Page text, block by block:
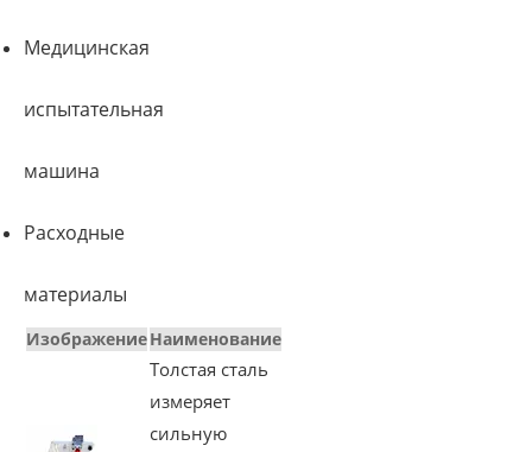
Медицинская
испытательная
машина
Расходные
материалы
ИзображениеНаименование
Толстая сталь
измеряет
сильную